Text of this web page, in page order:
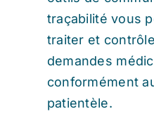
traçabilité vous
traiter et
demandes
conformément
patientèle.